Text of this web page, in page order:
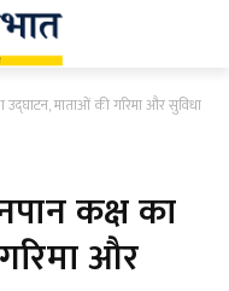
माताओं की गरिमा और सुविधा
कक्ष का
और